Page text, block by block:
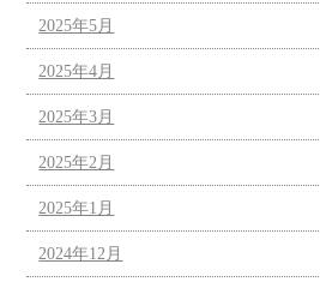
2025年5月
2025年4月
2025年3月
2025年2月
2025年1月
2024年12月